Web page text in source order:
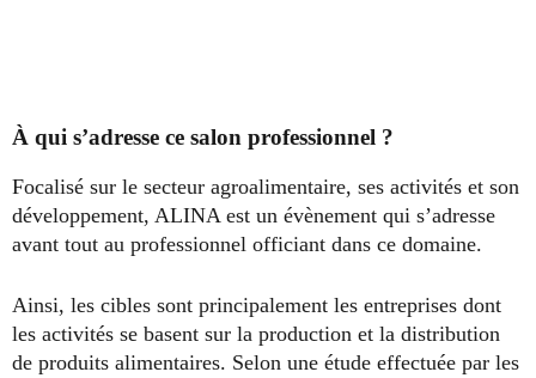
À qui s’adresse ce salon professionnel ?
Focalisé sur le secteur agroalimentaire, ses activités et son
développement, ALINA est un évènement qui s’adresse
avant tout au professionnel officiant dans ce domaine.
Ainsi, les cibles sont principalement les entreprises dont
les activités se basent sur la production et la distribution
de produits alimentaires. Selon une étude effectuée par les